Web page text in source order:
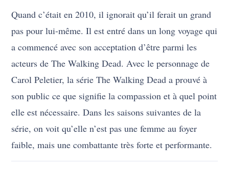
Quand c’était en 2010, il ignorait qu’il ferait un grand
pas pour lui-même. Il est entré dans un long voyage qui
a commencé avec son acceptation d’être parmi les
acteurs de The Walking Dead. Avec le personnage de
Carol Peletier, la série The Walking Dead a prouvé à
son public ce que signifie la compassion et à quel point
elle est nécessaire. Dans les saisons suivantes de la
série, on voit qu’elle n’est pas une femme au foyer
faible, mais une combattante très forte et performante.